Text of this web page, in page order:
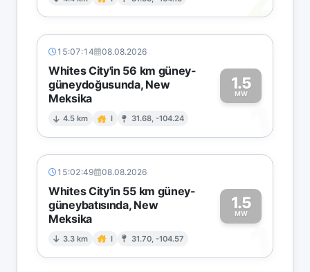
15:07:14 08.08.2026
Whites City'in 56 km güney-
güneydoğusunda, New
Meksika
4.5 km I 31.68, -104.24
1.5
MW
1
15:02:49 08.08.2026
Whites City'in 55 km güney-
güneybatısında, New
Meksika
3.3 km I 31.70, -104.57
1.5
MW
1